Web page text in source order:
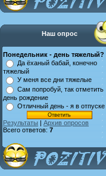
Наш опрос
Понедельник - день тяжелый?
Да ёханый бабай, конечно
тяжелый
У меня все дни тяжелые
Сам попробуй, так отметить
день рождение
Отличный день - я в отпуске
Результаты | Архив опросов
Всего ответов: 7